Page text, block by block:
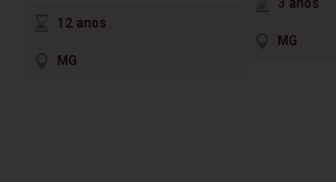
12 anos
MG
3 anos
MG